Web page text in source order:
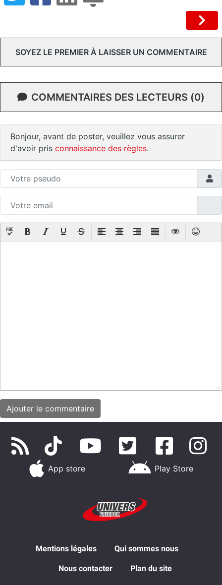
SOYEZ LE PREMIER À LAISSER UN COMMENTAIRE
COMMENTAIRES DES LECTEURS (0)
Bonjour, avant de poster, veuillez vous assurer
d'avoir pris connaissance des règles.
App store Play Store
Mentions légales Qui sommes nous
Nous contacter Plan du site